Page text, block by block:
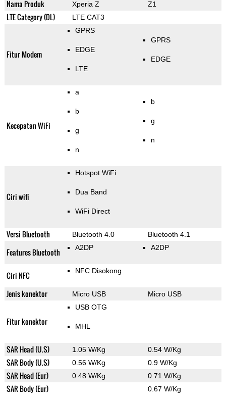
Nama Produk Xperia Z Z1
LTE Category (DL) LTE CAT3
Fitur Modem
GPRS
EDGE
LTE
GPRS
EDGE
Kecepatan WiFi
a
b
g
n
b
g
n
Ciri wifi
Hotspot WiFi
Dua Band
WiFi Direct
Versi Bluetooth Bluetooth 4.0 Bluetooth 4.1
Features Bluetooth A2DP A2DP
Ciri NFC NFC Disokong
Jenis konektor Micro USB Micro USB
Fitur konektor
USB OTG
MHL
SAR Head (U.S) 1.05 W/Kg 0.54 W/Kg
SAR Body (U.S) 0.56 W/Kg 0.9 W/Kg
SAR Head (Eur) 0.48 W/Kg 0.71 W/Kg
SAR Body (Eur) 0.67 W/Kg